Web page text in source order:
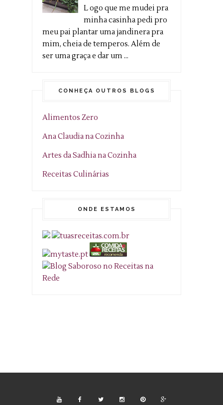
L ogo que me mudei pra
minha casinha pedi pro
meu pai plantar uma jandinera pra
mim, cheia de temperos. Além de
ser uma graça e dar um ...
CONHEÇA OUTROS BLOGS
Alimentos Zero
Ana Claudia na Cozinha
Artes da Sadhia na Cozinha
Receitas Culinárias
ONDE ESTAMOS